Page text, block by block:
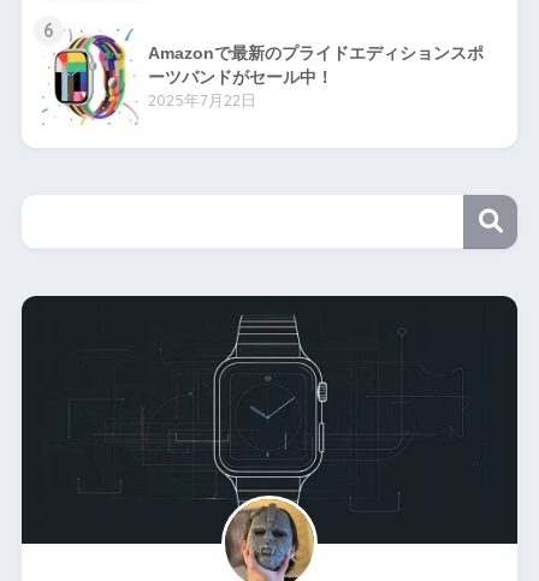
6
Amazonで最新のプライドエディションスポ
ーツバンドがセール中！
2025年7月22日